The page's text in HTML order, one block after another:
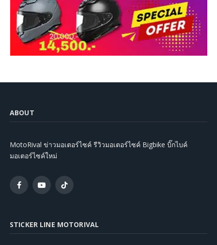
ABOUT
MotoRival ข่าวมอเตอร์ไซค์ รีวิวมอเตอร์ไซค์ Bigbike บิ๊กไบค์
มอเตอร์ไซค์ใหม่
FacebookYouTubeTikTok
STICKER LINE MOTORIVAL